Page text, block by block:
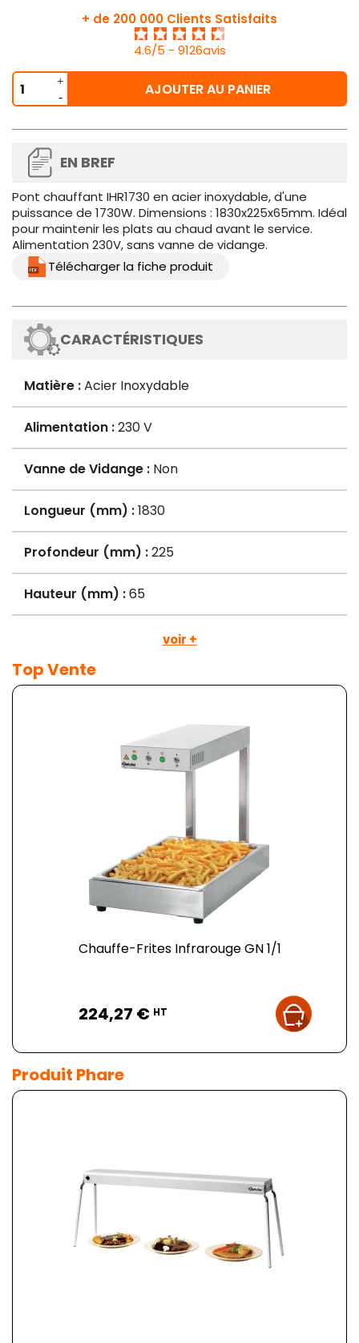
+ de 200 000 Clients Satisfaits
4.6/5 - 9126avis
AJOUTER AU PANIER
EN BREF
Pont chauffant IHR1730 en acier inoxydable, d'une
puissance de 1730W. Dimensions : 1830x225x65mm. Idéal
pour maintenir les plats au chaud avant le service.
Alimentation 230V, sans vanne de vidange.
Télécharger la fiche produit
CARACTÉRISTIQUES
Matière :Acier Inoxydable
Alimentation :230 V
Vanne de Vidange : Non
Longueur (mm) :1830
Profondeur (mm) :225
Hauteur (mm) :65
voir +
Top Vente
Chauffe-Frites Infrarouge GN 1/1
224,27 € HT
Produit Phare